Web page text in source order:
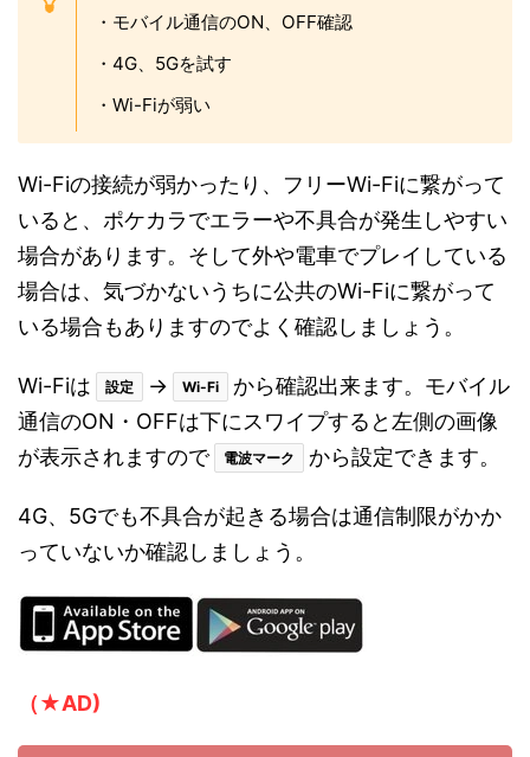
・モバイル通信のON、OFF確認
・4G、5Gを試す
・Wi-Fiが弱い
Wi-Fiの接続が弱かったり、フリーWi-Fiに繋がって
いると、ポケカラでエラーや不具合が発生しやすい
場合があります。そして外や電車でプレイしている
場合は、気づかないうちに公共のWi-Fiに繋がって
いる場合もありますのでよく確認しましょう。
Wi-Fiは 設定 → Wi-Fi
から確認出来ます。モバイル
通信のON・OFFは下にスワイプすると左側の画像
が表示されますので
電波マーク から設定できます。
4G、5Gでも不具合が起きる場合は通信制限がかか
っていないか確認しましょう。
（★AD)